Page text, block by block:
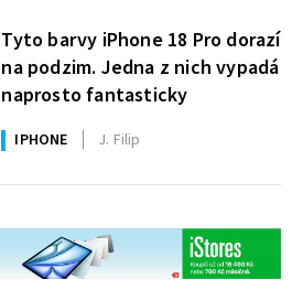
Tyto barvy iPhone 18 Pro dorazí
na podzim. Jedna z nich vypadá
naprosto fantasticky
IPHONE J. Filip